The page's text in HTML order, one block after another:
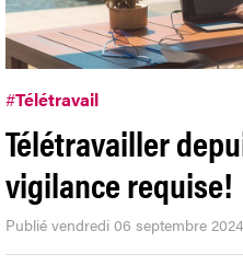
#Télétravail
Télétravailler
vigilance requise!
Publié vendredi 06 septembre 2024